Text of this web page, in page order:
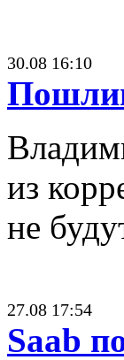
30.08 16:10
из
не
27.08 17:54
Saab